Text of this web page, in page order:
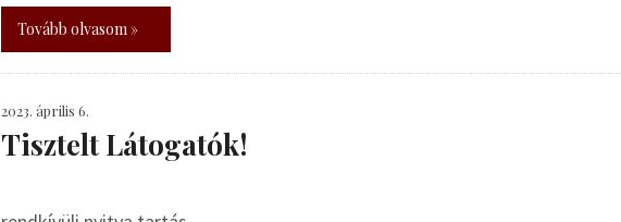
Tovább olvasom »
2023. április 6.
Tisztelt Látogatók!